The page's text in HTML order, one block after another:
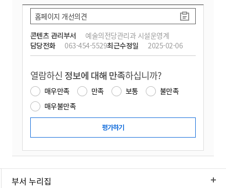
콘텐츠 관리부서
예술의전당관리과 시설운영계
담당전화
063-454-5529최근수정일 2025-02-06
홈페이지 개선의견
열람하신 정보에 대해 만족하십니까?
매우만족 만족 보통
불만족
매우불만족
부서 누리집